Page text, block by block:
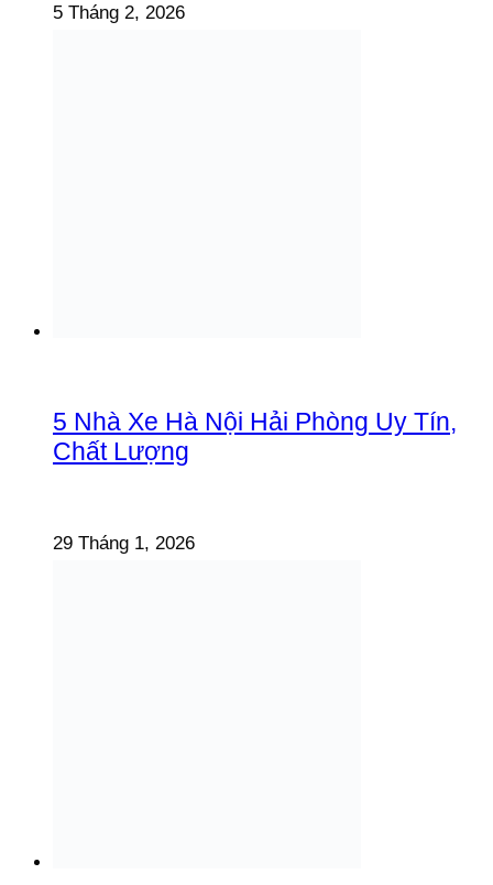
5 Tháng 2, 2026
5 Nhà Xe Hà Nội Hải Phòng Uy Tín,
Chất Lượng
29 Tháng 1, 2026